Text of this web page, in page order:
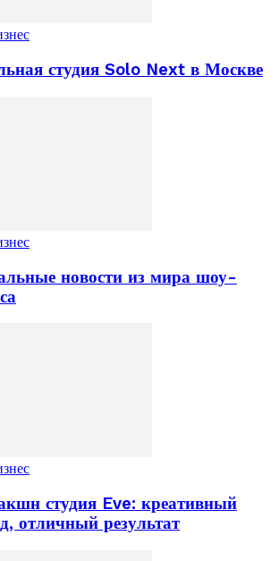
студия Solo Next в Москве
новости из мира шоу-
студия Eve: креативный
отличный результат